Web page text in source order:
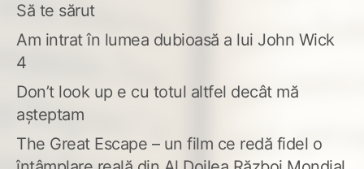
Să te sărut
Am intrat în lumea dubioasă a lui John Wick
4
Don’t look up e cu totul altfel decât mă
așteptam
The Great Escape – un film ce redă fidel o